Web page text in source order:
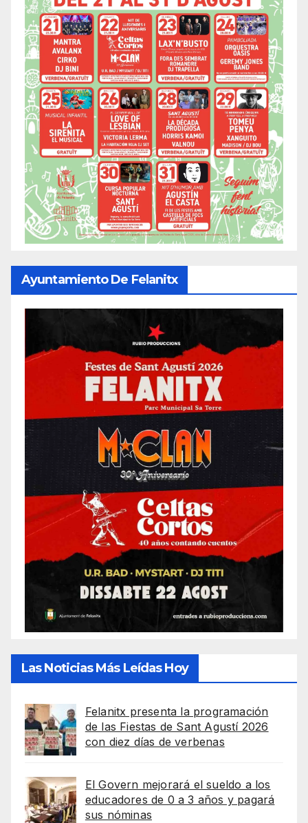
Ayuntamiento De Felanitx
Las Noticias Más Leídas Hoy
Felanitx presenta la programación
de las Fiestas de Sant Agustí 2026
con diez días de verbenas
El Govern mejorará el sueldo a los
educadores de 0 a 3 años y pagará
sus nóminas